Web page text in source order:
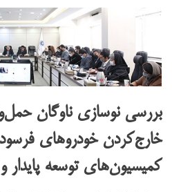
بررسی نوسازی ناوگان
خارج‌کردن خودروهای
کمیسیون‌های توسعه پایدار و